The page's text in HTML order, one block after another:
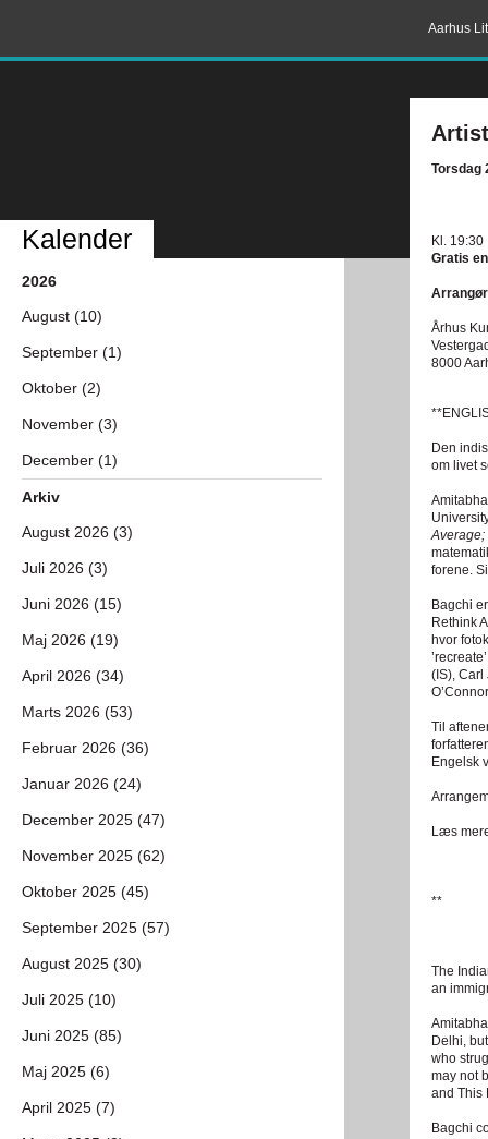
Aarhus
Torsdag
Kl. 19:30
Gratis
Århus
8000
Den
om livet
Average;
forene.
Bagchi
Rethink
hvor
(IS), Carl
Til
Engelsk
Læs
**
The
an
Delhi,
who
may not
and This
Bagchi
Kalender
2026
August (10)
September (1)
Oktober (2)
November (3)
December (1)
Arkiv
August 2026 (3)
Juli 2026 (3)
Juni 2026 (15)
Maj 2026 (19)
April 2026 (34)
Marts 2026 (53)
Februar 2026 (36)
Januar 2026 (24)
December 2025 (47)
November 2025 (62)
Oktober 2025 (45)
September 2025 (57)
August 2025 (30)
Juli 2025 (10)
Juni 2025 (85)
Maj 2025 (6)
April 2025 (7)